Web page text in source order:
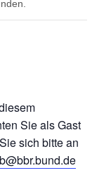
Sie als Gast
sich bitte an